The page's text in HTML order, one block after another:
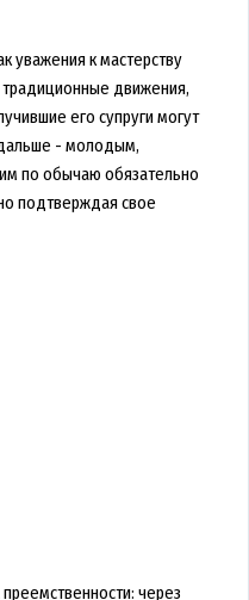
уважения к мастерству
традиционные движения,
его супруги могут
- молодым,
по обычаю обязательно
подтверждая свое
через